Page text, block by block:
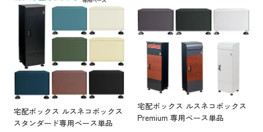
宅配ボックス ルスネコボックス
スタンダード専用ベース単品
宅配ボックス ルスネコボックス
Premium 専用ベース単品